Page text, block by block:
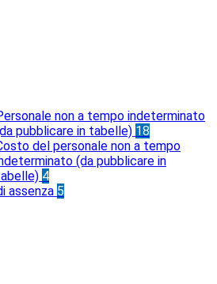
non a tempo indeterminato
pubblicare in tabelle) 18
del personale non a tempo
(da pubblicare in
4
assenza 5